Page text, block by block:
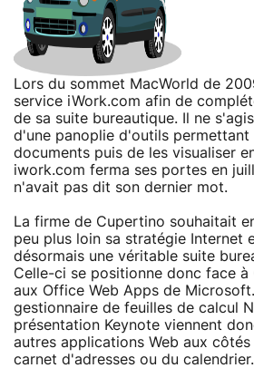
Lors du sommet MacWorld de
service iWork.com afin de
de sa suite bureautique. Il ne
d'une panoplie d'outils
documents puis de les visualiser
iwork.com ferma ses portes en
n'avait pas dit son dernier mot.
La firme de Cupertino souhaitait
peu plus loin sa stratégie Internet
désormais une véritable suite
Celle-ci se positionne donc face à
aux Office Web Apps de
gestionnaire de feuilles de calcul
présentation Keynote viennent
autres applications Web aux
carnet d'adresses ou du